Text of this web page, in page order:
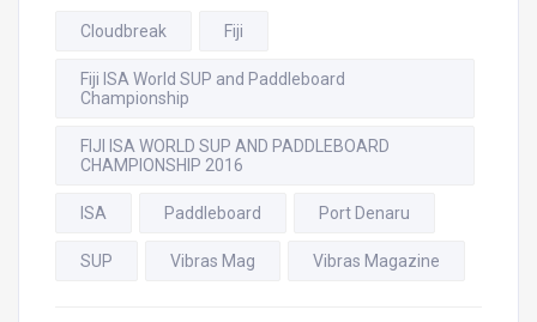
Cloudbreak Fiji
Fiji ISA World SUP and Paddleboard
Championship
FIJI ISA WORLD SUP AND PADDLEBOARD
CHAMPIONSHIP 2016
ISA Paddleboard Port Denaru
SUP Vibras Mag Vibras Magazine